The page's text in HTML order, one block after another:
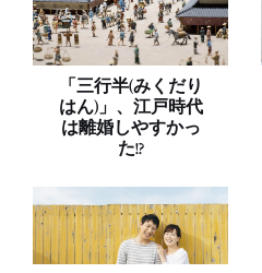
「三行半(みくだり
はん)」、江戸時代
は離婚しやすかっ
た!?